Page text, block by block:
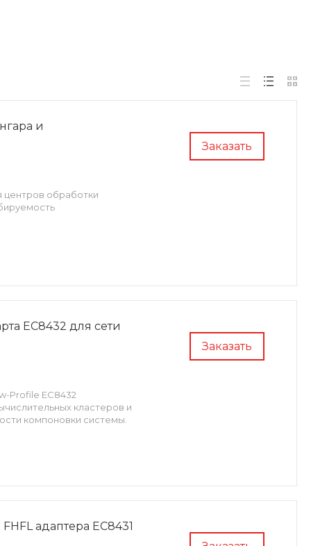
Заказать
и
центров обработки
Заказать
ЕС8432 для сети
Profile ЕС8432
кластеров и
компоновки системы.
адаптера ЕС8431